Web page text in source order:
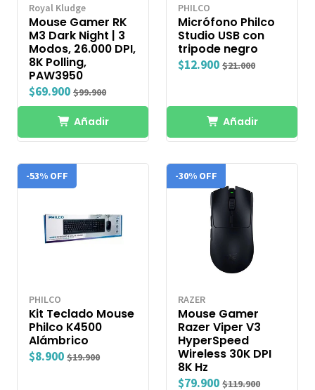
Royal Kludge
Mouse Gamer RK
M3 Dark Night | 3
Modos, 26.000 DPI,
8K Polling,
PAW3950
$69.900 $99.900
Añadir
PHILCO
Micrófono Philco
Studio USB con
tripode negro
$12.900 $21.000
Añadir
-53% OFF
PHILCO
Kit Teclado Mouse
Philco K4500
Alámbrico
$8.900 $19.900
-30% OFF
RAZER
Mouse Gamer
Razer Viper V3
HyperSpeed
Wireless 30K DPI
8K Hz
$79.900 $119.900